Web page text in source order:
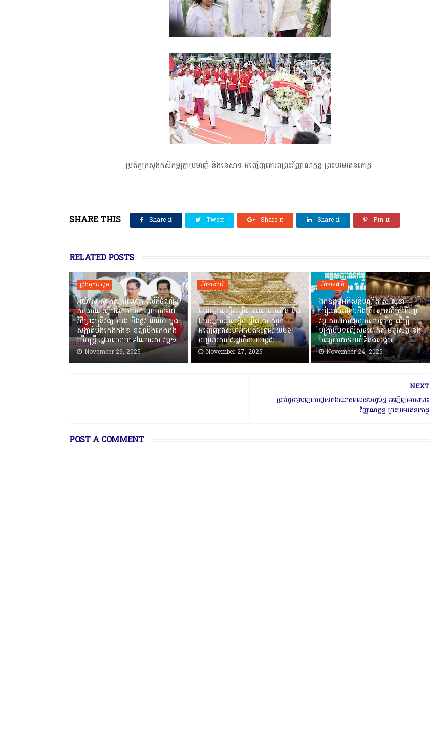
ប្រតិភូក្រសួងកសិកម្មរុក្ខាប្រមាញ់ និងនេសាទ អញ្ជើញគោរពព្រះវិញ្ញាណក្ខន្ធ ព្រះបរមរតនកោដ្ឋ
SHARE THIS Share it Tweet Share it Share it Pin it
RELATED POSTS
ជ្រុងមួយសង្គម
អីយ៉ាស់ សាងសង់រំលោភ លើដីចំណីផ្លូវ
សាធារណៈស្ថិតនៅតាមបណ្ដោយមហា
វិថីព្រះមុនីវង្ស កែង និងផ្លូវ ៣៣៤ ក្នុង
សង្កាត់បឹងកេងកង១ ខណ្ឌបឹងកេងកង
តើមន្ត្រី រដ្ឋបាលបាត់ទៅណាអស់ វគ្គ១
November 29, 2025
ព័ត៌មានជាតិ
ឯកឧត្តមសន្តិបណ្ឌិត នេត សាវឿន និង
ឯកឧត្តមអភិសន្តិបណ្ឌិត ស សុខា
អញ្ជើញជាសហអធិបតីផ្សព្វផ្សាយបទ
បញ្ជារបស់រាជរដ្ឋាភិបាលកម្ពុជា
November 27, 2025
ព័ត៌មានជាតិ
ឯកឧត្តមអភិសន្តិបណ្ឌិត ស សុខា
កៀរគរធនាគារនិងគ្រឹះស្ថានមីក្រូហិរញ្ញ
វត្ថុ សហការជាមួយសមត្ថកិច្ច ដើម្បី
បង្ក្រាបបទល្មើសឆបោកតាមទូរសព្ទ និង
មធ្យោបាយទំនាក់ទំនងសង្គម!
November 24, 2025
NEXT
ប្រតិភូអគ្គបញ្ជាការដ្ឋានកងយោធពលខេមរភូមិន្ទ អញ្ជើញគោរពព្រះ
វិញ្ញាណក្ខន្ធ ព្រះបរមរតនកោដ្ឋ
POST A COMMENT